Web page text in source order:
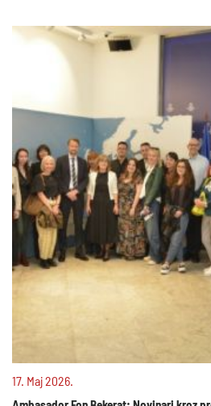
17. Maj 2026.